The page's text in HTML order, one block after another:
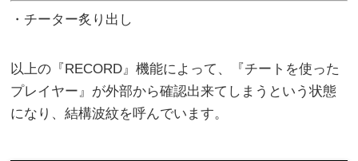
・チーター炙り出し
以上の『RECORD』機能によって、『チートを使った
プレイヤー』が外部から確認出来てしまうという状態
になり、結構波紋を呼んでいます。